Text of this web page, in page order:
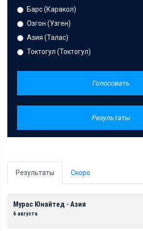
Барс (Каракол)
Озгон (Узген)
Азия (Талас)
Токтогул (Токтогул)
Голосовать
Результаты
Результаты Скоро
Мурас Юнайтед - Азия
6 августа